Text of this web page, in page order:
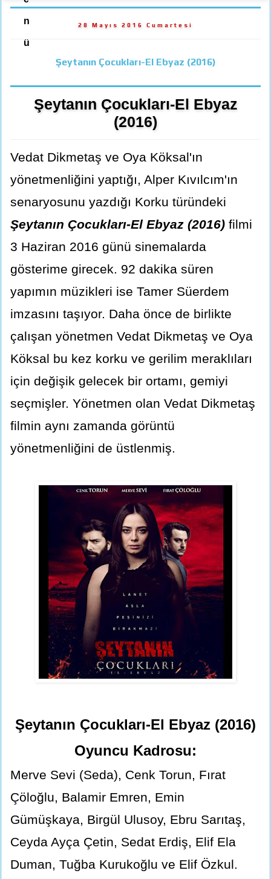
n
ü
28 Mayıs 2016 Cumartesi
Şeytanın Çocukları-El Ebyaz (2016)
Şeytanın Çocukları-El Ebyaz
(2016)
Vedat Dikmetaş ve Oya Köksal'ın
yönetmenliğini yaptığı, Alper Kıvılcım'ın
senaryosunu yazdığı Korku türündeki
Şeytanın Çocukları-El Ebyaz (2016) filmi
3 Haziran 2016 günü sinemalarda
gösterime girecek. 92 dakika süren
yapımın müzikleri ise Tamer Süerdem
imzasını taşıyor. Daha önce de birlikte
çalışan yönetmen Vedat Dikmetaş ve Oya
Köksal bu kez korku ve gerilim meraklıları
için değişik gelecek bir ortamı, gemiyi
seçmişler. Yönetmen olan Vedat Dikmetaş
filmin aynı zamanda görüntü
yönetmenliğini de üstlenmiş.
Şeytanın Çocukları-El Ebyaz (2016)
Oyuncu Kadrosu:
Merve Sevi (Seda), Cenk Torun, Fırat
Çöloğlu, Balamir Emren, Emin
Gümüşkaya, Birgül Ulusoy, Ebru Sarıtaş,
Ceyda Ayça Çetin, Sedat Erdiş, Elif Ela
Duman, Tuğba Kurukoğlu ve Elif Özkul.